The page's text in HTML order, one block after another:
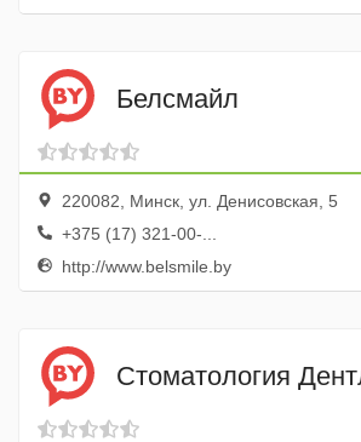
Белсмайл
220082, Минск, ул. Денисовская, 5
+375 (17) 321-00-...
http://www.belsmile.by
Стоматология